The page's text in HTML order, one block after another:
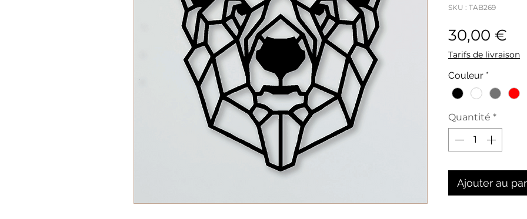
SKU : TAB269
30,00 €
Tarifs de livraison
Couleur *
Quantité *
Ajouter au